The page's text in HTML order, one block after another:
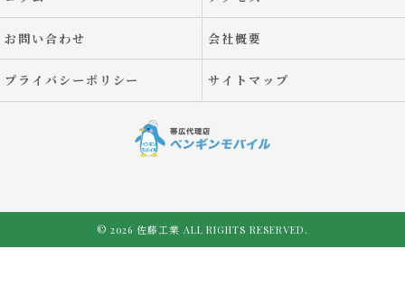
お問い合わせ 会社概要
プライバシーポリシー サイトマップ
© 2026 佐藤工業 ALL RIGHTS RESERVED.